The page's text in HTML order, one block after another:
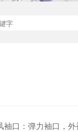
口：弹力袖口，